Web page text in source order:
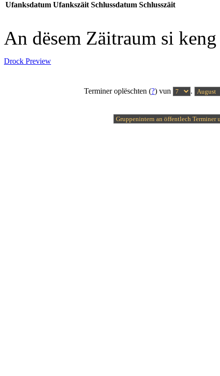
Ufanksdatum Ufankszäit Schlussdatum Schlusszäit
An dësem Zäitraum si
Drock Preview
Terminer oplëschten (?) vun .